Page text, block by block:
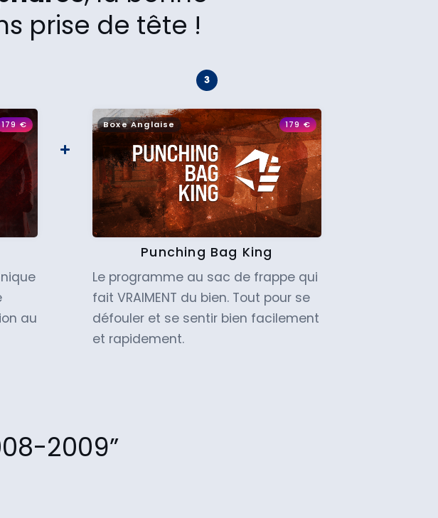
prise de tête !
179€
au
Boxe Anglaise 179€
Punching Bag King
Le programme au sac de frappe qui
fait VRAIMENT du bien. Tout pour se
défouler et se sentir bien facilement
et rapidement.
2009”